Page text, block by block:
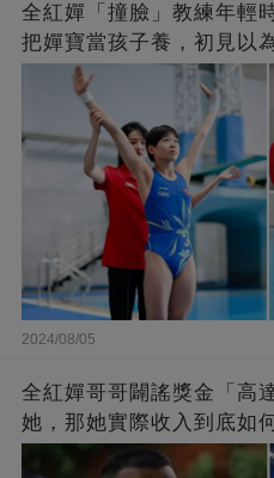
全紅嬋「撞臉」教練年輕
把嬋寶當孩子養，初見以
2024/08/05
全紅嬋哥哥闢謠獎金「高
她，那她實際收入到底如